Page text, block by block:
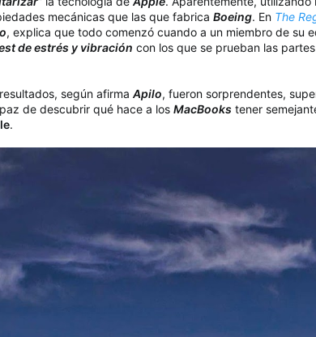
mecánicas que las que fabrica Boeing. En The
, explica que todo comenzó cuando a un miembro de su
de estrés y vibración con los que se prueban las
según afirma Apilo, fueron sorprendentes,
de descubrir qué hace a los MacBooks tener
.